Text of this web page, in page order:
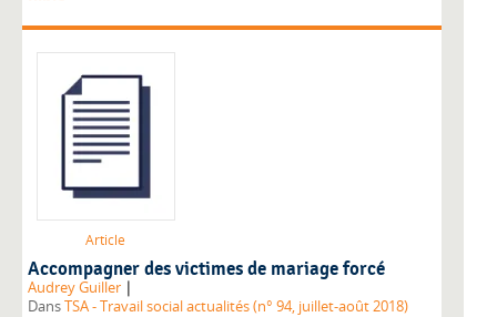
Article
Accompagner des victimes de mariage forcé
Audrey Guiller |
DansTSA - Travail social actualités (n° 94, juillet-août 2018)